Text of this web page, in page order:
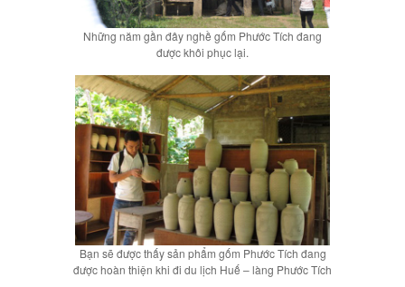
Những năm gần đây nghề gốm Phước Tích đang
được khôi phục lại.
Bạn sẽ được thấy sản phẩm gốm Phước Tích đang
được hoàn thiện khi đi du lịch Huế – làng Phước Tích